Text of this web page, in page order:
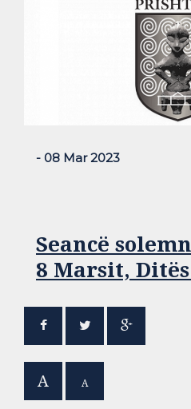
- 08 Mar 2023
Seancë
8 Marsit,
A A